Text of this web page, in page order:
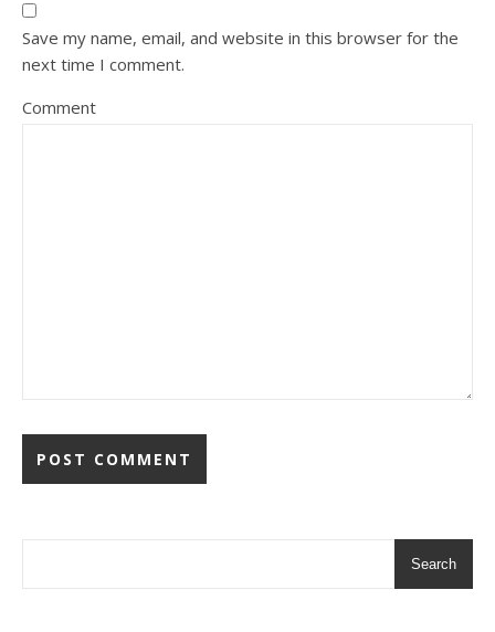
Save my name, email, and website in this browser for the
next time I comment.
Comment
Search